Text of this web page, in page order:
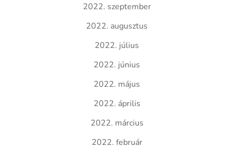
2022. szeptember
2022. augusztus
2022. július
2022. június
2022. május
2022. április
2022. március
2022. február